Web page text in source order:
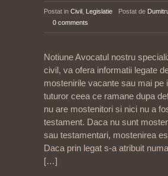
Postat in Civil Legislatie Postat de
0 comments
Notiune Avocatul nostru
civil, va ofera informatii legate
mostenirile vacante sau mai pe
tuturor ceea ce ramane dupa
nu are mostenitori si nici nu a
testament. Daca nu sunt
sau testamentari, mostenirea
Daca prin legat s-a atribuit
[…]